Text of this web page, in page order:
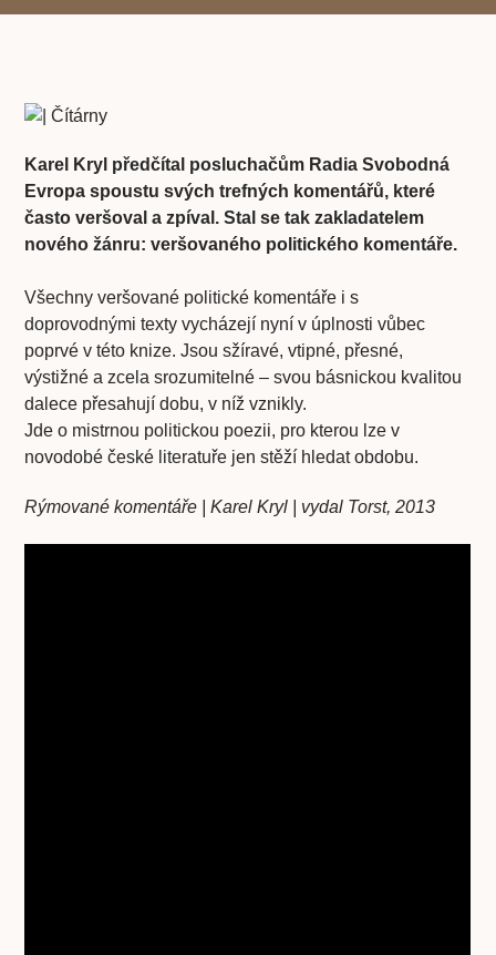
Karel Kryl předčítal posluchačům Radia Svobodná
Evropa spoustu svých trefných komentářů, které
často veršoval a zpíval. Stal se tak zakladatelem
nového žánru: veršovaného politického komentáře.
Všechny veršované politické komentáře i s
doprovodnými texty vycházejí nyní v úplnosti vůbec
poprvé v této knize. Jsou sžíravé, vtipné, přesné,
výstižné a zcela srozumitelné – svou básnickou kvalitou
dalece přesahují dobu, v níž vznikly.
Jde o mistrnou politickou poezii, pro kterou lze v
novodobé české literatuře jen stěží hledat obdobu.
Rýmované komentáře | Karel Kryl | vydal Torst, 2013